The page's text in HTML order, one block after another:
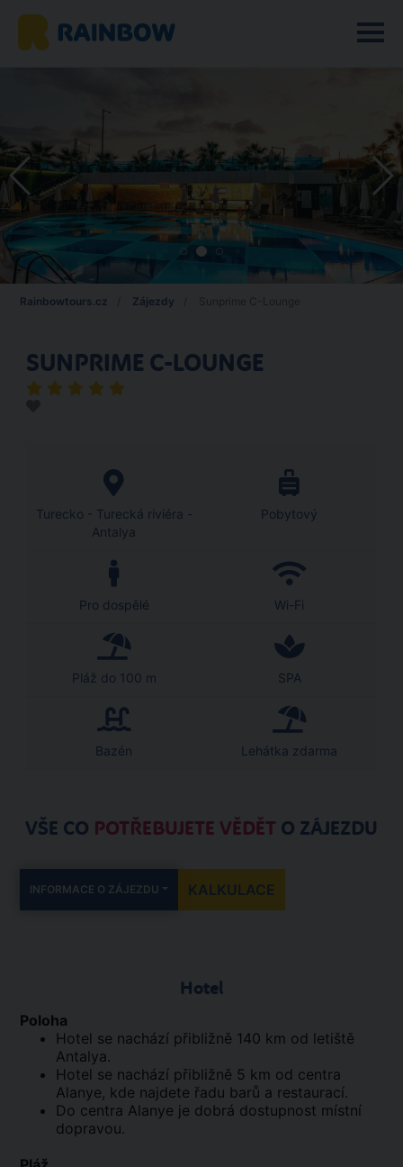
Rainbowtours.cz Zájezdy
SUNPRIME C-LOUNGE
Turecko - Turecká riviéra -
Antalya
Pobytový
Pro dospělé Wi-Fi
Pláž do 100 m SPA
Bazén Lehátka zdarma
VŠE CO POTŘEBUJETE VĚDĚT O ZÁJEZDU
INFORMACE O ZÁJEZDU KALKULACE
Hotel
Poloha
Hotel se nachází přibližně 140 km od letiště
Antalya.
Hotel se nachází přibližně 5 km od centra
Alanye, kde najdete řadu barů a restaurací.
Do centra Alanye je dobrá dostupnost místní
dopravou.